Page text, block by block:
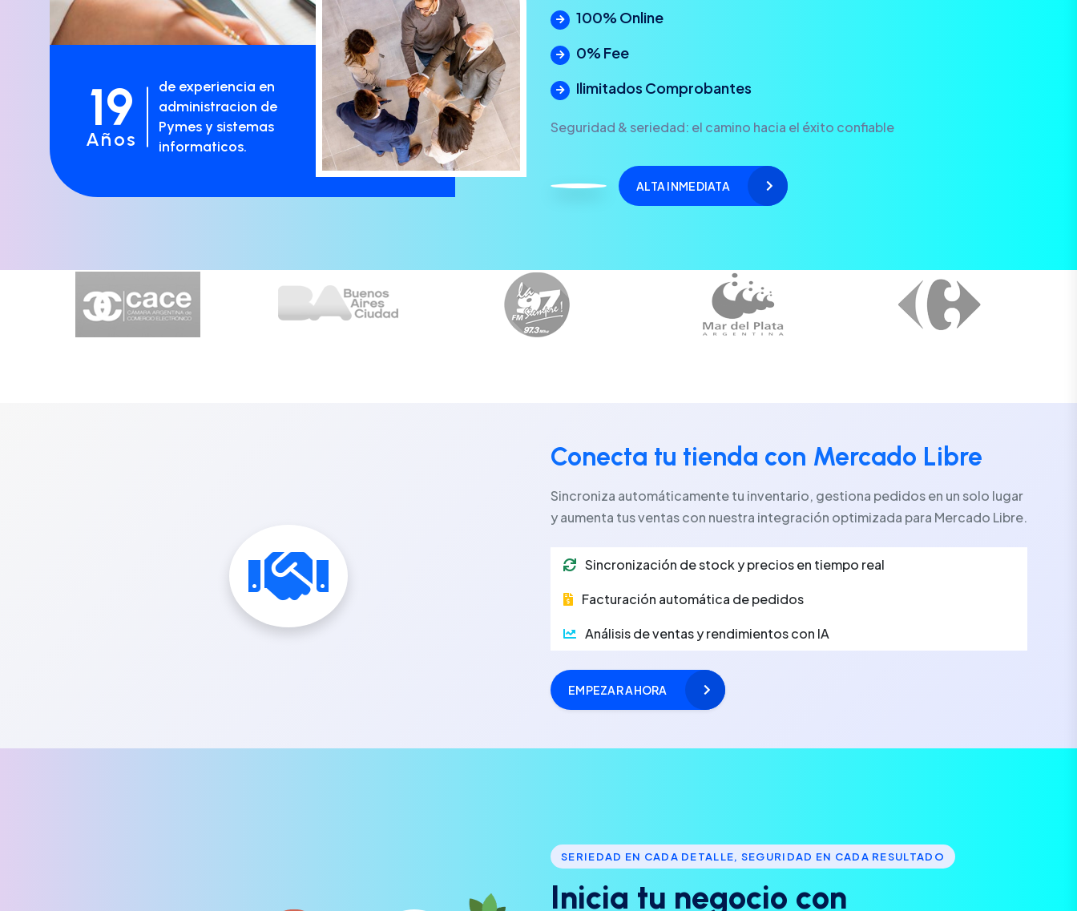
19
Años
de experiencia en
administracion de
Pymes y sistemas
informaticos.
100% Online
0% Fee
Ilimitados Comprobantes
Seguridad & seriedad: el camino hacia el éxito confiable
ALTA INMEDIATA
Conecta tu tienda con Mercado Libre
Sincroniza automáticamente tu inventario, gestiona pedidos en un solo lugar
y aumenta tus ventas con nuestra integración optimizada para Mercado Libre.
Sincronización de stock y precios en tiempo real
Facturación automática de pedidos
Análisis de ventas y rendimientos con IA
EMPEZAR AHORA
SERIEDAD EN CADA DETALLE, SEGURIDAD EN CADA RESULTADO
Inicia tu negocio con